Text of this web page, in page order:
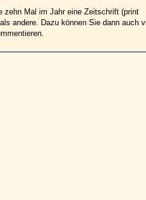
zehn Mal im Jahr eine Zeitschrift (print
andere. Dazu können Sie dann auch